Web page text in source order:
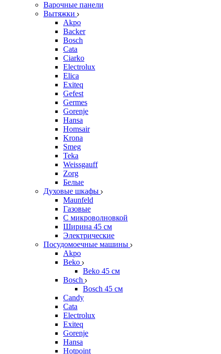
Варочные панели
Вытяжки
Akpo
Backer
Bosch
Cata
Ciarko
Electrolux
Elica
Exiteq
Gefest
Germes
Gorenje
Hansa
Homsair
Krona
Smeg
Teka
Weissgauff
Zorg
Белые
Духовые шкафы
Maunfeld
Газовые
С микроволновкой
Ширина 45 см
Электрические
Посудомоечные машины
Akpo
Beko
Beko 45 см
Bosch
Bosch 45 см
Candy
Cata
Electrolux
Exiteq
Gorenje
Hansa
Hotpoint